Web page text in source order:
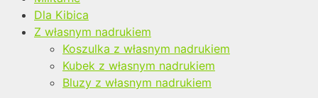
Dla Kibica
Z własnym nadrukiem
Koszulka z własnym nadrukiem
Kubek z własnym nadrukiem
Bluzy z własnym nadrukiem